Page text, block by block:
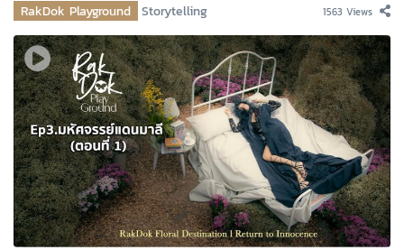
RakDok Playground Storytelling 1563 Views